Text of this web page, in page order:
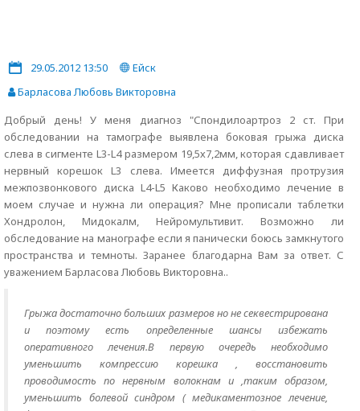
29.05.2012 13:50
Ейск
Барласова Любовь Викторовна
Добрый день! У меня диагноз "Спондилоартроз 2 ст. При
обследовании на тамографе выявлена боковая грыжа диска
слева в сигменте L3-L4 размером 19,5х7,2мм, которая сдавливает
нервный корешок L3 слева. Имеется диффузная протрузия
межпозвонкового диска L4-L5 Каково необходимо лечение в
моем случае и нужна ли операция? Мне прописали таблетки
Хондролон, Мидокалм, Нейромультивит. Возможно ли
обследование на манографе если я панически боюсь замкнутого
пространства и темноты. Заранее благодарна Вам за ответ. С
уважением Барласова Любовь Викторовна..
Грыжа достаточно больших размеров но не секвестрирована
и поэтому есть определенные шансы избежать
оперативного лечения.В первую очередь необходимо
уменьшить компрессию корешка , восстановить
проводимость по нервным волокнам и ,таким образом,
уменьшить болевой синдром ( медикаментозное лечение,